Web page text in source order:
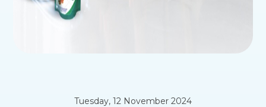
Tuesday, 12 November 2024